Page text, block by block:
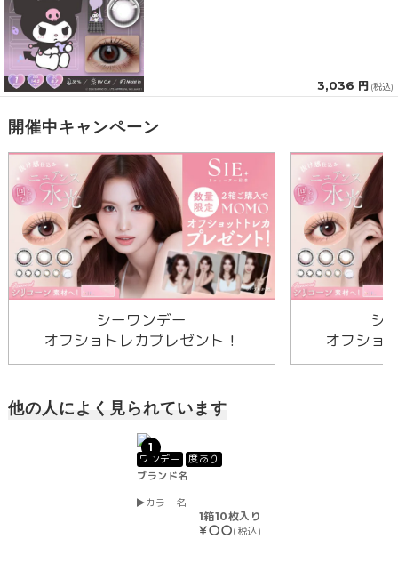
3,036 円 (税込)
開催中キャンペーン
シーワンデー
オフショトレカプレゼント！
シ
オフショ
他の人によく見られています
1
ワンデー
度あり
ブランド名
カラー名
1箱10枚入り
￥〇〇(税込)